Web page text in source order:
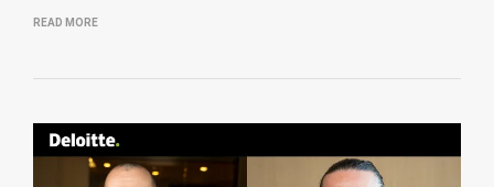
READ MORE